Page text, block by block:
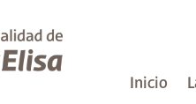
Inicio